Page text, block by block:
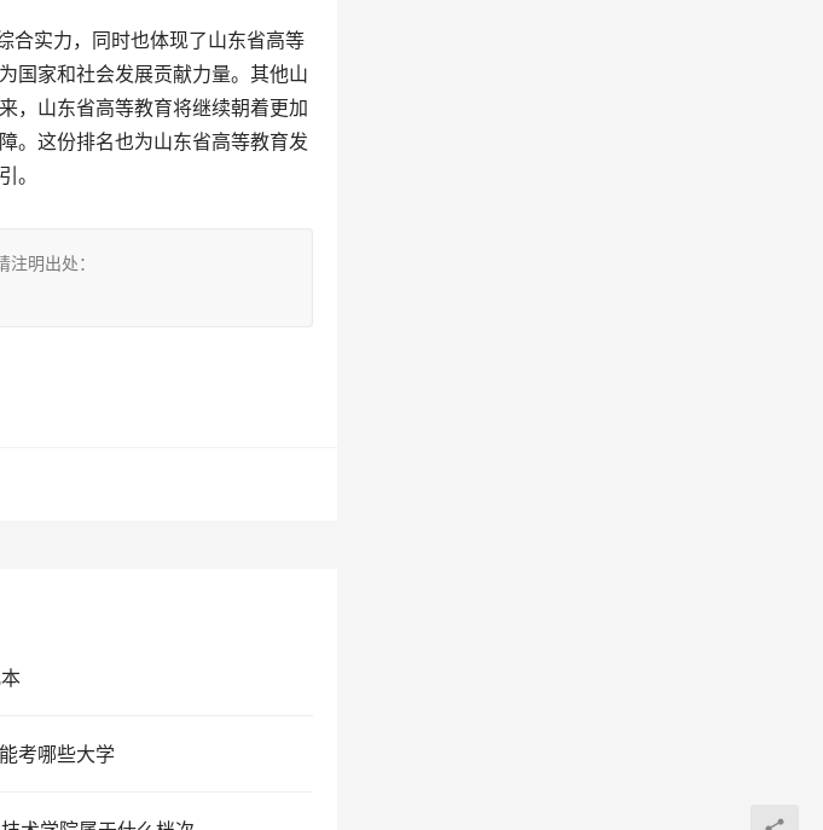
国家和社会发展贡献力量。其他山
，山东省高等教育将继续朝着更加
。这份排名也为山东省高等教育发
。
明出处：
考哪些大学